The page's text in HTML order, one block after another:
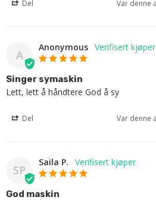
Del Var denne
A
Anonymous
Singer symaskin
Lett, lett å håndtere God å sy
Del Var denne
SP
Saila P.
God maskin